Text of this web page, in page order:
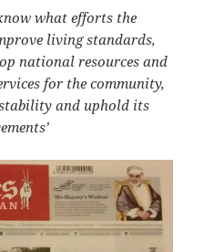
what efforts the
living standards,
national resources and
for the community,
and uphold its